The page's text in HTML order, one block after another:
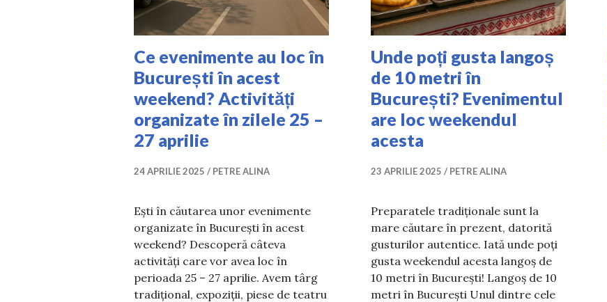
Ce evenimente au loc în
București în acest
weekend? Activități
organizate în zilele 25 –
27 aprilie
24 APRILIE 2025 PETRE ALINA
Ești în căutarea unor evenimente
organizate în București în acest
weekend? Descoperă câteva
activități care vor avea loc în
perioada 25 – 27 aprilie. Avem târg
tradițional, expoziții, piese de teatru
Unde poți gusta langoș
de 10 metri în
București? Evenimentul
are loc weekendul
acesta
23 APRILIE 2025 PETRE ALINA
Preparatele tradiționale sunt la
mare căutare în prezent, datorită
gusturilor autentice. Iată unde poți
gusta weekendul acesta langoș de
10 metri în București! Langoș de 10
metri în București Unul dintre cele